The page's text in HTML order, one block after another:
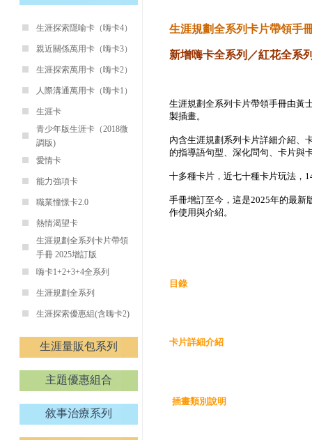
生涯探索隱喻卡（嗨卡4）
親近關係萬用卡（嗨卡3）
生涯探索萬用卡（嗨卡2）
人際溝通萬用卡（嗨卡1）
生涯卡
青少年版生涯卡（2018微
調版)
愛情卡
能力強項卡
職業憧憬卡2.0
熱情渴望卡
生涯規劃全系列卡片帶領
手冊 2025增訂版
嗨卡1+2+3+4全系列
生涯規劃全系列
生涯探索優惠組(含嗨卡2)
生涯量販包系列
主題優惠組合
敘事治療系列
生涯規劃全系列卡片帶領手
新增嗨卡全系列／紅花全系
生涯規劃全系列卡片帶領手冊由黃
製插畫。
內含生涯規劃系列卡片詳細介紹、
的指導語句型、深化問句、 卡片與
十多種卡片，近七十種卡片玩法，
手冊增訂至今，這是2025年的最新
作使用與介紹。
目錄
卡片詳細介紹
插畫類別說明